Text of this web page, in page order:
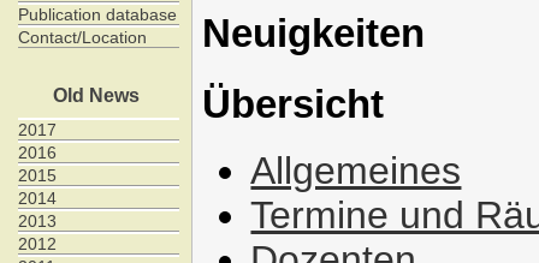
Publication database
Contact/Location
Old News
2017
2016
2015
2014
2013
2012
Neuigkeiten
Übersicht
Allgemeines
Termine und